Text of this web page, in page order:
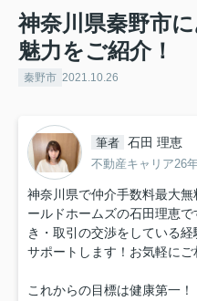
神奈川県秦野市
魅力をご紹介！
秦野市 2021.10.26
筆者 石田 理恵
不動産キャリア26
神奈川県で仲介手数料最大
ールドホームズの石田理恵で
き・取引の交渉をしている
サポートします！お気軽にご
これからの目標は健康第一！